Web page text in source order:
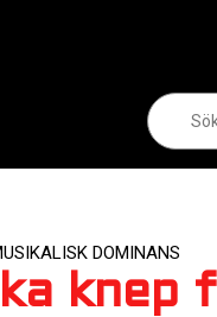
DOMINANS
knep